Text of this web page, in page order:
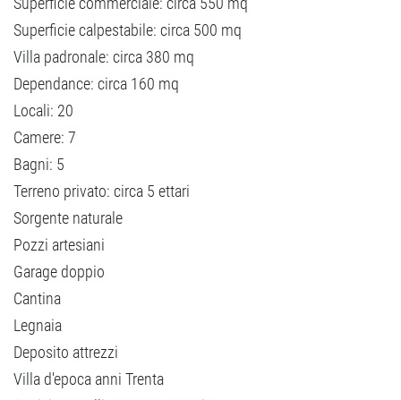
Superficie calpestabile: circa 500 mq
Villa padronale: circa 380 mq
Dependance: circa 160 mq
Locali: 20
Camere: 7
Bagni: 5
Terreno privato: circa 5 ettari
Sorgente naturale
Pozzi artesiani
Garage doppio
Cantina
Legnaia
Deposito attrezzi
Villa d'epoca anni Trenta